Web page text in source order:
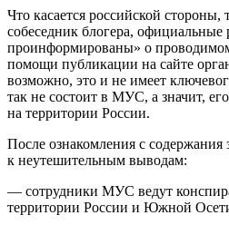
Что касается российской стороны,
собеседник блогера, официальные
проинформированы» о
помощи публикации на сайте
возможно, это и не имеет
так не состоит в МУС, а значит,
на территории России.
После ознакомления с
к неутешительным выводам:
— сотрудники МУС ведут
территории России и Южной